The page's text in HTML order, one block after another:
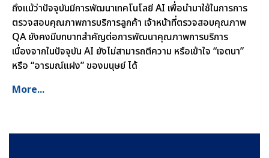
ถึงแม้ว่าปัจจุบันมีการพัฒนาเทคโนโลยี AI เพื่อนำมาใช้ในการการ
ตรวจสอบคุณภาพการบริการลูกค้า เจ้าหน้าที่ตรวจสอบคุณภาพ
QA ยังคงมีบทบาทสำคัญต่อการพัฒนาคุณภาพการบริการ
เนื่องจากในปัจจุบัน AI ยังไม่สามารถตีความ หรือเข้าใจ “เจตนา”
หรือ “อารมณ์แฝง” ของมนุษย์ ได้
More...